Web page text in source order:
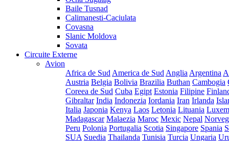
Baile Tusnad
Calimanesti-Caciulata
Covasna
Slanic Moldova
Sovata
Circuite Externe
Avion
Africa de Sud America de Sud Anglia Argentina
Austria Belgia Bolivia Brazilia Buthan Cambogia
Coreea de Sud Cuba Egipt Estonia Filipine
Gibraltar India Indonezia Iordania Iran Irlanda
Italia Japonia Kenya Laos Letonia Lituania
Madagascar Malaezia Maroc Mexic Nepal
Peru Polonia Portugalia Scotia Singapore Spania
SUA Suedia Thailanda Tunisia Turcia Ungaria